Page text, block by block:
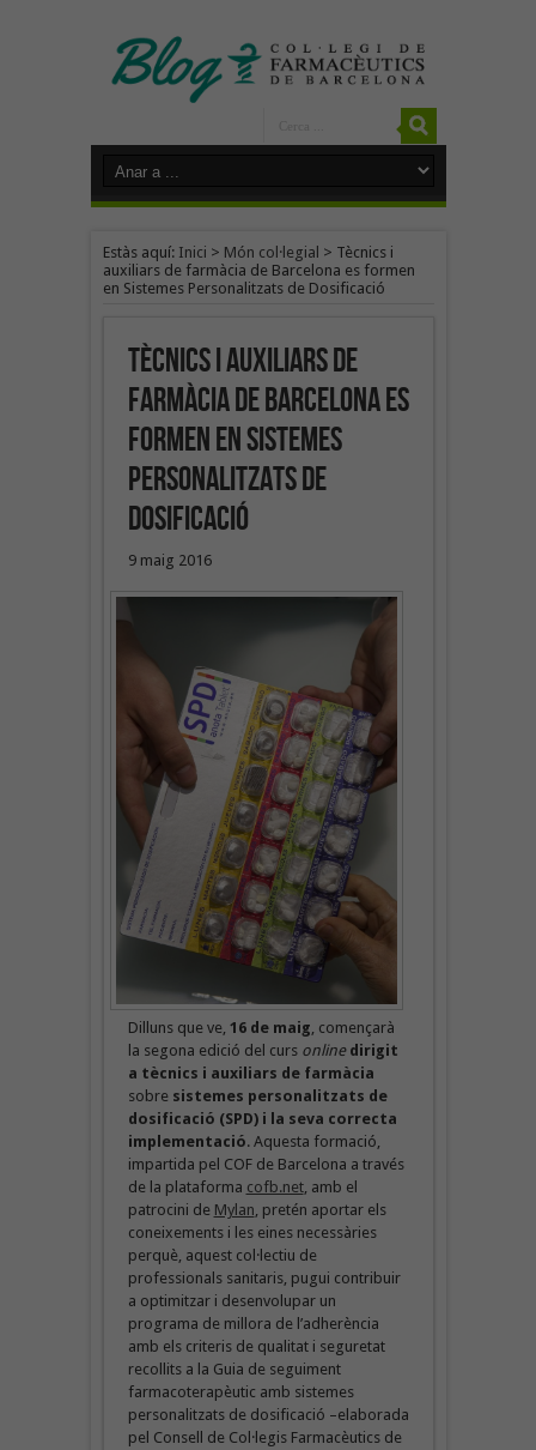
Estàs aquí: Inici > Món col·legial > Tècnics i
auxiliars de farmàcia de Barcelona es formen
en Sistemes Personalitzats de Dosificació
Tècnics i auxiliars de
farmàcia de Barcelona es
formen en Sistemes
Personalitzats de
Dosificació
9 maig 2016
Dilluns que ve, 16 de maig , començarà
la segona edició del curs online dirigit
a tècnics i auxiliars de farmàcia
sobre sistemes personalitzats de
dosificació (SPD) i la seva correcta
implementació. Aquesta formació,
impartida pel COF de Barcelona a través
de la plataforma cofb.net, amb el
patrocini de Mylan , pretén aportar els
coneixements i les eines necessàries
perquè, aquest col·lectiu de
professionals sanitaris, pugui contribuir
a optimitzar i desenvolupar un
programa de millora de l’adherència
amb els criteris de qualitat i seguretat
recollits a la Guia de seguiment
farmacoterapèutic amb sistemes
personalitzats de dosificació –elaborada
pel Consell de Col·legis Farmacèutics de